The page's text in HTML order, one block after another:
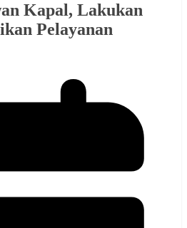
Kapal, Lakukan
Pelayanan